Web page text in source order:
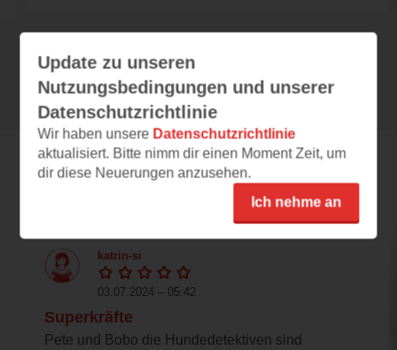
Alle 50 Rezensionen anzeigen
Leseeindrücke
katrin-si
03.07.2024 – 05:42
Superkräfte
Pete und Bobo die Hundedetektiven sind
Update zu unseren
Nutzungsbedingungen und unserer
Datenschutzrichtlinie
Wir haben unsere Datenschutzrichtlinie
aktualisiert. Bitte nimm dir einen Moment Zeit, um
dir diese Neuerungen anzusehen.
Ich nehme an